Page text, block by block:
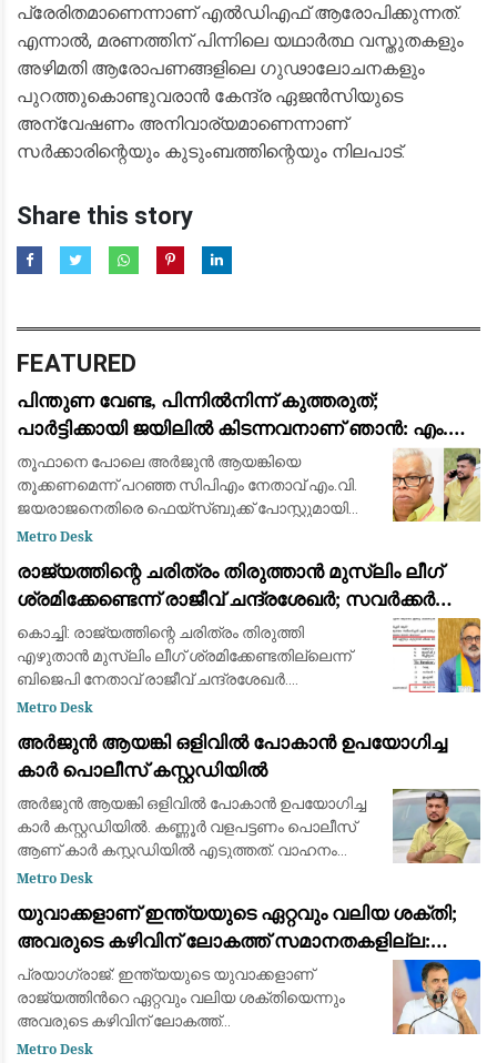
പ്രേരിതമാണെന്നാണ് എൽഡിഎഫ് ആരോപിക്കുന്നത്.
എന്നാൽ, മരണത്തിന് പിന്നിലെ യഥാർത്ഥ വസ്തുതകളും
അഴിമതി ആരോപണങ്ങളിലെ ഗുഢാലോചനകളും
പുറത്തുകൊണ്ടുവരാൻ കേന്ദ്ര ഏജൻസിയുടെ
അന്വേഷണം അനിവാര്യമാണെന്നാണ്
സർക്കാരിന്റെയും കുടുംബത്തിന്റെയും നിലപാട്.
Share this story
FEATURED
പിന്തുണ വേണ്ട, പിന്നിൽനിന്ന് കുത്തരുത്;
പാർട്ടിക്കായി ജയിലിൽ കിടന്നവനാണ് ഞാൻ: എം.വി.
ജയരാജന് മറുപടിയുമായി അർജുൻ ആയങ്കി
തൂഫാനെ പോലെ അര്‍ജുന്‍ ആയങ്കിയെ
തൂക്കണമെന്ന് പറഞ്ഞ സിപിഎം നേതാവ് എം.വി.
ജയരാജനെതിരെ ഫെയ്സ്ബുക്ക് പോസ്റ്റുമായി
അര്‍ജുന്‍ ആയങ്കി. തനിക്ക് അയിത്തം
താനീ പ്രസ്
Metro Desk
രാജ്യത്തിന്റെ ചരിത്രം തിരുത്താൻ മുസ്ലിം ലീഗ്
ശ്രമിക്കേണ്ടെന്ന് രാജീവ് ചന്ദ്രശേഖർ; സവർക്കർ
ചോദ്യ വിവാദത്തിൽ ശക്തമായ പ്രതികരണം
കൊച്ചി: രാജ്യത്തിന്റെ ചരിത്രം തിരുത്തി
എഴുതാൻ മുസ്ലിം ലീഗ് ശ്രമിക്കേണ്ടതില്ലെന്ന്
ബിജെപി നേതാവ് രാജീവ് ചന്ദ്രശേഖർ.
സ്വാതന്ത്ര്യസമര ക്വിസ് മത്സരത്തിൽ വി.ഡി.
Metro Desk
അർജുൻ ആയങ്കി ഒളിവിൽ പോകാൻ ഉപയോഗിച്ച
കാർ പൊലീസ് കസ്റ്റഡിയിൽ
അർജുൻ ആയങ്കി ഒളിവിൽ പോകാൻ ഉപയോഗിച്ച
കാർ കസ്റ്റഡിയിൽ. കണ്ണൂർ വളപട്ടണം പൊലീസ്
ആണ് കാർ കസ്റ്റഡിയിൽ എടുത്തത്. വാഹനം
കണ്ണൂർ പനങ്കാവിൽ ഉപേക്ഷിച്ച നിലയിലായിരുന്നു
0
Metro Desk
യുവാക്കളാണ് ഇന്ത്യയുടെ ഏറ്റവും വലിയ ശക്തി;
അവരുടെ കഴിവിന് ലോകത്ത് സമാനതകളില്ല:
രാഹുൽ ഗാന്ധി
പ്രയാഗ്‌രാജ്: ഇന്ത്യയുടെ യുവാക്കളാണ്
രാജ്യത്തിന്‍റെ ഏറ്റവും വലിയ ശക്തിയെന്നും
അവരുടെ കഴിവിന് ലോകത്ത്
സമാനതകളില്ലെന്നും കോൺഗ്രസ് നേതാവ്
Metro Desk